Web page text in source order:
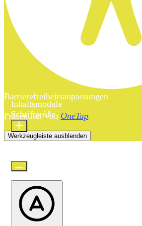
Barrierefreiheitsanpassungen
Präsentiert von OneTap
Werkzeugleiste ausblenden
Inhaltsmodule
Schriftgröße